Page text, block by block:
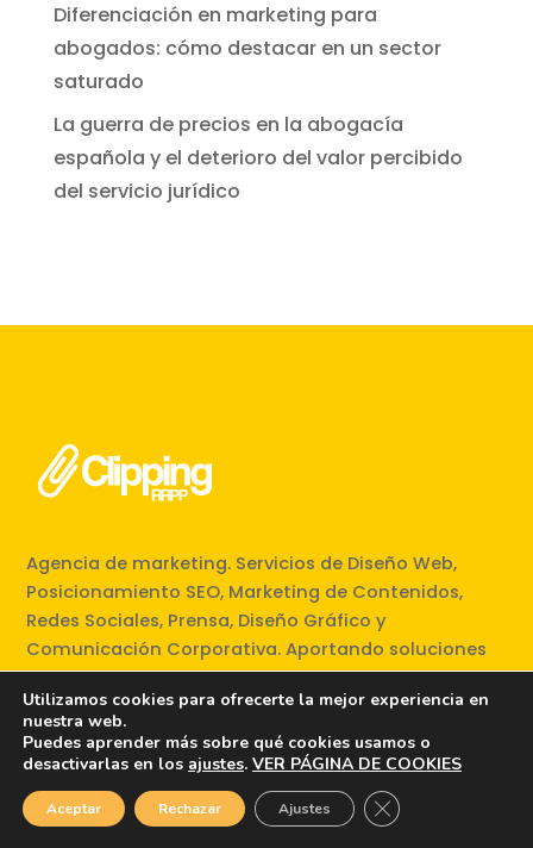
Diferenciación en marketing para
abogados: cómo destacar en un sector
saturado
La guerra de precios en la abogacía
española y el deterioro del valor percibido
del servicio jurídico
Agencia de marketing. Servicios de Diseño Web,
Posicionamiento SEO, Marketing de Contenidos,
Redes Sociales, Prensa, Diseño Gráfico y
Comunicación Corporativa. Aportando soluciones
efectivas y creativas desde 2006.

Utilizamos cookies para ofrecerte la mejor experiencia en
nuestra web.
Puedes aprender más sobre qué cookies usamos o
desactivarlas en los ajustes. VER PÁGINA DE COOKIES
Aceptar Rechazar Ajustes Cerrar el banner de